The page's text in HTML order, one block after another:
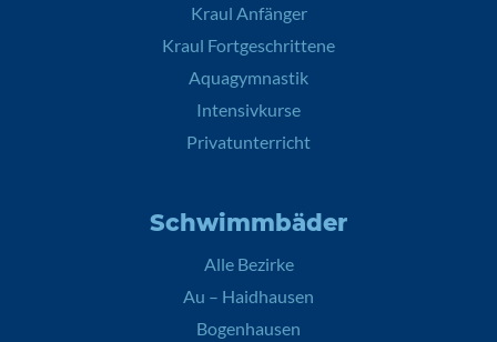
Kraul Anfänger
Kraul Fortgeschrittene
Aquagymnastik
Intensivkurse
Privatunterricht
Schwimmbäder
Alle Bezirke
Au – Haidhausen
Bogenhausen